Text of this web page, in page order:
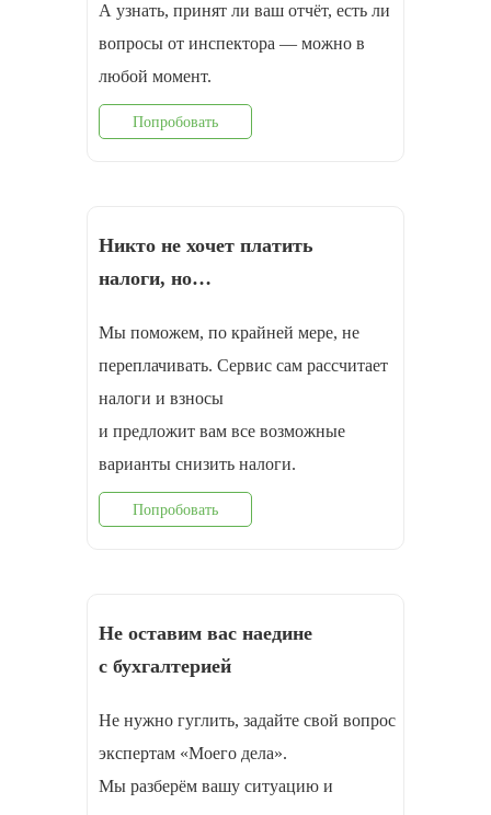
А узнать, принят ли ваш отчёт, есть ли
вопросы от инспектора — можно в
любой момент.
Попробовать
Никто не хочет платить
налоги, но…
Мы поможем, по крайней мере, не
переплачивать. Сервис сам рассчитает
налоги и взносы
и предложит вам все возможные
варианты снизить налоги.
Попробовать
Не оставим вас наедине
с бухгалтерией
Не нужно гуглить, задайте свой вопрос
экспертам «Моего дела».
Мы разберём вашу ситуацию и